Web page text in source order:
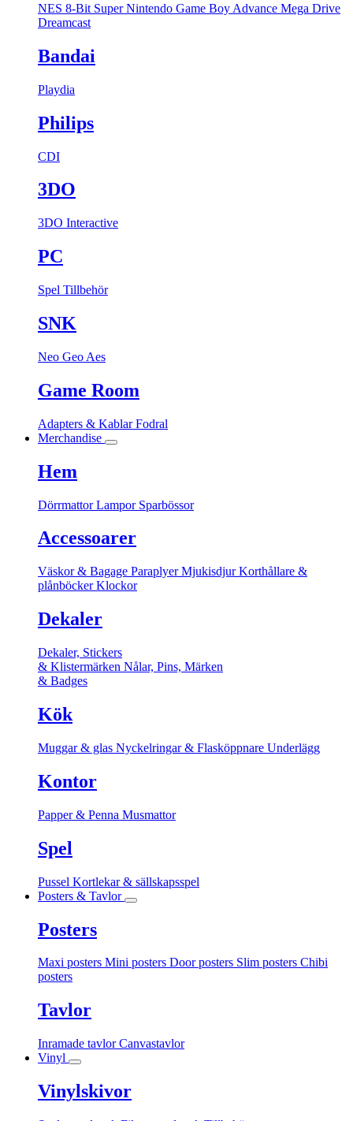
NES 8-Bit Super Nintendo Game Boy Advance Mega Drive
Dreamcast
Bandai
Playdia
Philips
CDI
3DO
3DO Interactive
PC
Spel Tillbehör
SNK
Neo Geo Aes
Game Room
Adapters & KablarFodral
Merchandise
Hem
DörrmattorLampor Sparbössor
Accessoarer
Väskor & Bagage ParaplyerMjukisdjurKorthållare &
plånböckerKlockor
Dekaler
Dekaler, Stickers
& Klistermärken Nålar, Pins, Märken
& Badges
Kök
Muggar & glas Nyckelringar & Flasköppnare Underlägg
Kontor
Papper & Penna Musmattor
Spel
Pussel Kortlekar & sällskapsspel
Posters & Tavlor
Posters
Maxi posters Mini posters Door posters Slim posters Chibi
posters
Tavlor
Inramade tavlorCanvastavlor
Vinyl
Vinylskivor